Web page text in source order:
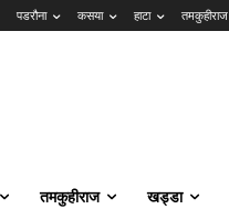
पडरौना कसया हाटा तमकुहीराज
तमकुहीराज खड्डा